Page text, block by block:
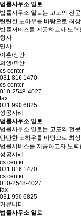
법률사무소 일로
법률사무소 일로는 고도의 전
탄탄한 노하우를 바탕으로 최상
법률서비스를 제공하고자 노력
형사
민사
이혼/상간
회생/파산
cs center
031 816 1470
cs center
010-2548-4027
fax
031 990 6825
성공사례
법률사무소 일로
법률사무소 일로는 고도의 전
탄탄한 노하우를 바탕으로 최상
법률서비스를 제공하고자 노력
성공사례
cs center
031 816 1470
cs center
010-2548-4027
fax
031 990 6825
커뮤니티
법률사무소 일로